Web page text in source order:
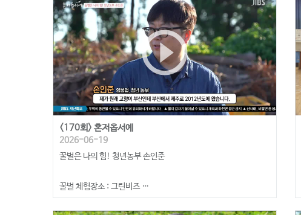
play_circle_outline
<170회> 혼저옵서예
2026-06-19
꿀벌은 나의 힘! 청년농부 손인준
꿀벌 체험장소 : 그린비즈
https://greenbees.kr/